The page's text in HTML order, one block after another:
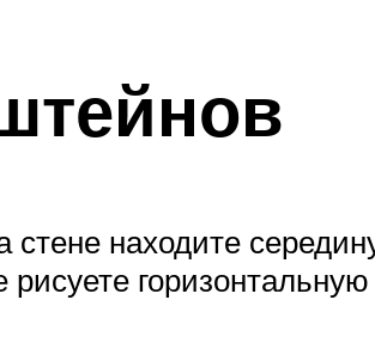
стене находите
горизонтальную